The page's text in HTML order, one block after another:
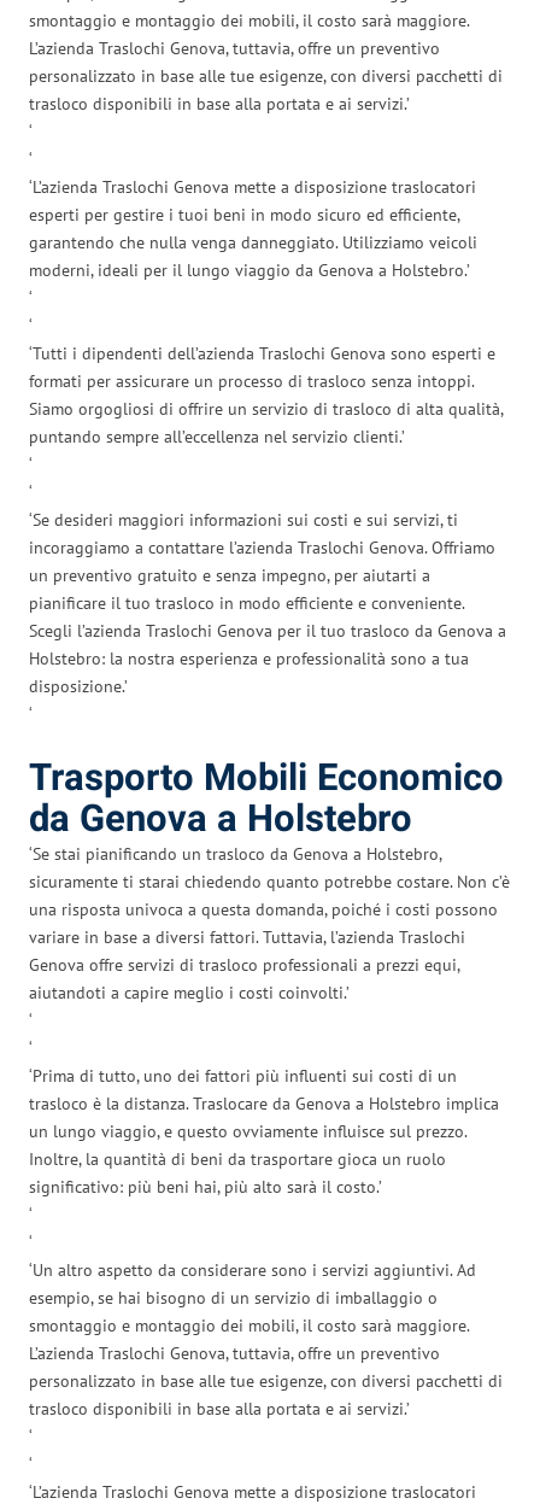
smontaggio e montaggio dei mobili, il costo sarà maggiore.
L’azienda Traslochi Genova, tuttavia, offre un preventivo
personalizzato in base alle tue esigenze, con diversi pacchetti di
trasloco disponibili in base alla portata e ai servizi.’
‘
‘
‘L’azienda Traslochi Genova mette a disposizione traslocatori
esperti per gestire i tuoi beni in modo sicuro ed efficiente,
garantendo che nulla venga danneggiato. Utilizziamo veicoli
moderni, ideali per il lungo viaggio da Genova a Holstebro.’
‘
‘
‘Tutti i dipendenti dell’azienda Traslochi Genova sono esperti e
formati per assicurare un processo di trasloco senza intoppi.
Siamo orgogliosi di offrire un servizio di trasloco di alta qualità,
puntando sempre all’eccellenza nel servizio clienti.’
‘
‘
‘Se desideri maggiori informazioni sui costi e sui servizi, ti
incoraggiamo a contattare l’azienda Traslochi Genova. Offriamo
un preventivo gratuito e senza impegno, per aiutarti a
pianificare il tuo trasloco in modo efficiente e conveniente.
Scegli l’azienda Traslochi Genova per il tuo trasloco da Genova a
Holstebro: la nostra esperienza e professionalità sono a tua
disposizione.’
‘
Trasporto Mobili Economico
da Genova a Holstebro
‘Se stai pianificando un trasloco da Genova a Holstebro,
sicuramente ti starai chiedendo quanto potrebbe costare. Non c’è
una risposta univoca a questa domanda, poiché i costi possono
variare in base a diversi fattori. Tuttavia, l’azienda Traslochi
Genova offre servizi di trasloco professionali a prezzi equi,
aiutandoti a capire meglio i costi coinvolti.’
‘
‘
‘Prima di tutto, uno dei fattori più influenti sui costi di un
trasloco è la distanza. Traslocare da Genova a Holstebro implica
un lungo viaggio, e questo ovviamente influisce sul prezzo.
Inoltre, la quantità di beni da trasportare gioca un ruolo
significativo: più beni hai, più alto sarà il costo.’
‘
‘
‘Un altro aspetto da considerare sono i servizi aggiuntivi. Ad
esempio, se hai bisogno di un servizio di imballaggio o
smontaggio e montaggio dei mobili, il costo sarà maggiore.
L’azienda Traslochi Genova, tuttavia, offre un preventivo
personalizzato in base alle tue esigenze, con diversi pacchetti di
trasloco disponibili in base alla portata e ai servizi.’
‘
‘
‘L’azienda Traslochi Genova mette a disposizione traslocatori